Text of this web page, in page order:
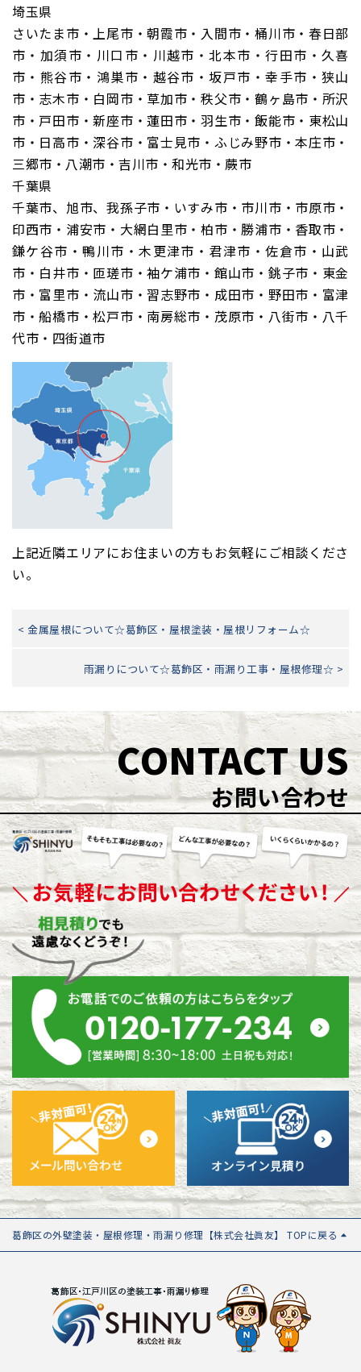
埼玉県
さいたま市・上尾市・朝霞市・入間市・桶川市・春日部
市・加須市・川口市・川越市・北本市・行田市・久喜
市・熊谷市・鴻巣市・越谷市・坂戸市・幸手市・狭山
市・志木市・白岡市・草加市・秩父市・鶴ヶ島市・所沢
市・戸田市・新座市・蓮田市・羽生市・飯能市・東松山
市・日高市・深谷市・富士見市・ふじみ野市・本庄市・
三郷市・八潮市・吉川市・和光市・蕨市
千葉県
千葉市、旭市、我孫子市・いすみ市・市川市・市原市・
印西市・浦安市・大網白里市・柏市・勝浦市・香取市・
鎌ケ谷市・鴨川市・木更津市・君津市・佐倉市・山武
市・白井市・匝瑳市・袖ケ浦市・館山市・銚子市・東金
市・富里市・流山市・習志野市・成田市・野田市・富津
市・船橋市・松戸市・南房総市・茂原市・八街市・八千
代市・四街道市
上記近隣エリアにお住まいの方もお気軽にご相談くださ
い。
< 金属屋根について☆葛飾区・屋根塗装・屋根リフォーム☆
雨漏りについて☆葛飾区・雨漏り工事・屋根修理☆ >
CONTACT US
お問い合わせ
葛飾区の外壁塗装・屋根修理・雨漏り修理【株式会社眞友】 TOPに戻る